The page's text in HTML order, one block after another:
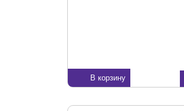
В корзину